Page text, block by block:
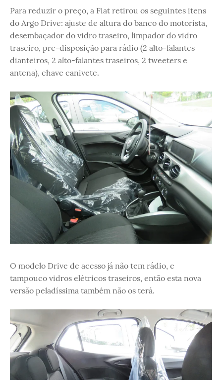
Para reduzir o preço, a Fiat retirou os seguintes itens
do Argo Drive: ajuste de altura do banco do motorista,
desembaçador do vidro traseiro, limpador do vidro
traseiro, pre-disposição para rádio (2 alto-falantes
dianteiros, 2 alto-falantes traseiros, 2 tweeters e
antena), chave canivete.
O modelo Drive de acesso já não tem rádio, e
tampouco vidros elétricos traseiros, então esta nova
versão peladíssima também não os terá.